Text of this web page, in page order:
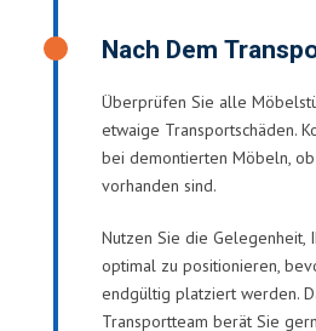
Nach Dem
Überprüfen Sie alle
etwaige Transportschäden.
bei demontierten Möbeln,
vorhanden sind.
Nutzen Sie die Gelegenheit,
optimal zu positionieren,
endgültig platziert werden.
Transportteam berät Sie